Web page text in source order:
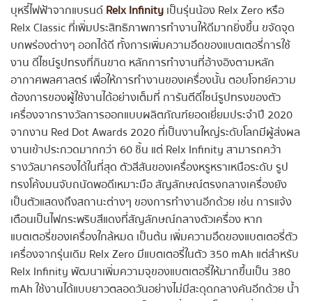
บุหรี่ไฟฟ้าจากแบรนด์Relx Infinityเป็นรุ่นน้อง Relx Zero หรือ
Relx Classic ที่เพิ่มประสิทธิภาพการทำงานให้ดีมากยิ่งขึ้น ขจัดจุด
บกพร่องต่างๆ ออกได้ดี ทั้งการเพิ่มความอึดของแบตเตอรี่การใช้
งาน ดีไซน์รูปทรงที่กินขาด หลักการทำงานที่อ้างอิงตามหลัก
อากาศพลศาสตร์ เพื่อให้การทำงานของเครื่องนั้น ตอบโจทย์ความ
ต้องการของผู้ใช้งานได้อย่างเต็มที่ การันตีดีไซน์รูปทรงของตัว
เครื่องจากรางวัลการออกแบบผลิตภัณฑ์ยอดเยี่ยมประจำปี 2020
จากงาน Red Dot Awards 2020 ที่เป็นงานใหญ่ระดับโลกมีผู้ส่งผล
งานเข้าประกวดมากกว่า 60 ชิ้น แต่ Relx Infinity สามารถคว้า
รางวัลมาครองได้ในที่สุด ตัวสีสันของเครื่องหรูหราเหนือระดับ รูป
ทรงโค้งมนจับถนัดพอดีเหมาะมือ สัญลักษณ์ตรงกลางเครื่องยัง
เป็นตัวแสดงถึงสถานะต่างๆ ของการทำงานอีกด้วย เช่น การแจ้ง
เตือนเป็นไฟกระพริบสีแดงที่สัญลักษณ์กลางตัวเครื่อง หาก
แบตเตอรี่ของเครื่องใกล้หมด เป็นต้น เพิ่มความอึดของแบตเตอรี่ตัว
เครื่องจากรุ่นเดิม Relx Zero มีแบตเตอรี่ในตัว 350 mAh แต่สำหรับ
Relx Infinity พัฒนาเพิ่มความจุของแบตเตอรี่ให้มากขึ้นเป็น 380
mAh ใช้งานได้แบบยาวตลอดวันอย่างไม่มีสะดุดกลางคันอีกด้วย น้ำ